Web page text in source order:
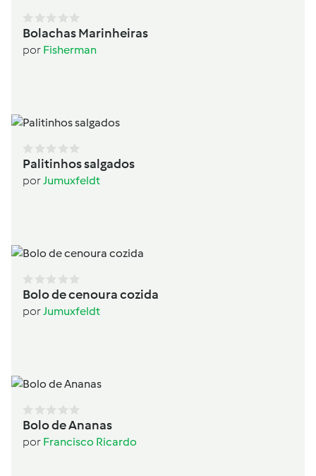
Bolachas Marinheiras
por Fisherman
Palitinhos salgados
porJumuxfeldt
Bolo de cenoura cozida
porJumuxfeldt
Bolo de Ananas
por Francisco Ricardo